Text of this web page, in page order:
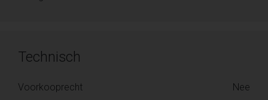
Technisch
Voorkooprecht Nee